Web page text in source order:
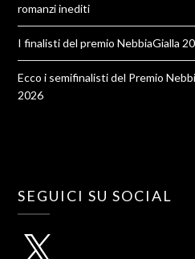
romanzi inediti
I finalisti del premio NebbiaGialla
Ecco i semifinalisti del Premio
2026
SEGUICI SU SOCIAL